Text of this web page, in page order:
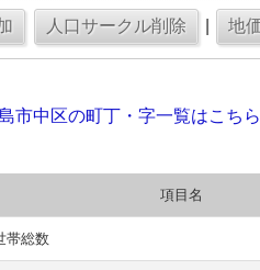
市中区の町丁・字一覧はこちら
項目名
帯総数